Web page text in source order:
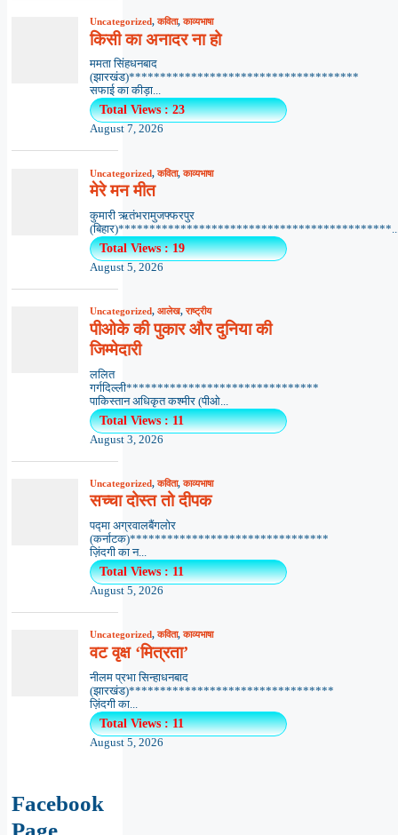
Uncategorized,कविता,काव्यभाषा
किसी का अनादर ना हो
ममता सिंहधनबाद
(झारखंड)*************************************
सफाई का कीड़ा...
Total Views : 23
August 7, 2026
Uncategorized,कविता,काव्यभाषा
मेरे मन मीत
कुमारी ऋतंभरामुजफ्फरपुर
Total Views : 19
August 5, 2026
Uncategorized, आलेख,राष्ट्रीय
पीओके की पुकार और दुनिया की
जिम्मेदारी
ललित
गर्गदिल्ली*******************************
पाकिस्तान अधिकृत कश्मीर (पीओ...
Total Views : 11
August 3, 2026
Uncategorized,कविता,काव्यभाषा
सच्चा दोस्त तो दीपक
पद्मा अग्रवालबैंगलोर
(कर्नाटक)********************************
ज़िंदगी का न...
Total Views : 11
August 5, 2026
Uncategorized,कविता,काव्यभाषा
वट वृक्ष ‘मित्रता’
नीलम प्रभा सिन्हाधनबाद
(झारखंड)*********************************
ज़िंदगी का...
Total Views : 11
August 5, 2026
Facebook